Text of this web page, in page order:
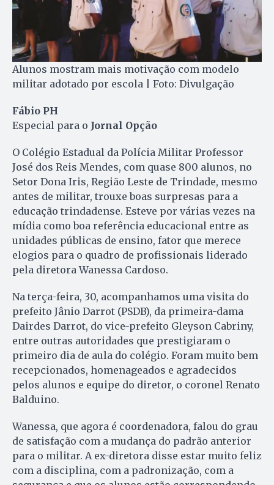
Alunos mostram mais motivação com modelo
militar adotado por escola | Foto: Divulgação
Fábio PH
Especial para o Jornal Opção
O Colégio Estadual da Polícia Militar Professor
José dos Reis Mendes, com quase 800 alunos, no
Setor Dona Iris, Região Leste de Trindade, mesmo
antes de militar, trouxe boas surpresas para a
educação trindadense. Esteve por várias vezes na
mídia como boa referência educacional entre as
unidades públicas de ensino, fator que merece
elogios para o quadro de profissionais liderado
pela diretora Wanessa Cardoso.
Na terça-feira, 30, acompanhamos uma visita do
prefeito Jânio Darrot (PSDB), da primeira-dama
Dairdes Darrot, do vice-prefeito Gleyson Cabriny,
entre outras autoridades que prestigiaram o
primeiro dia de aula do colégio. Foram muito bem
recepcionados, homenageados e agradecidos
pelos alunos e equipe do diretor, o coronel Renato
Balduino.
Wanessa, que agora é coordenadora, falou do grau
de satisfação com a mudança do padrão anterior
para o militar. A ex-diretora disse estar muito feliz
com a disciplina, com a padronização, com a